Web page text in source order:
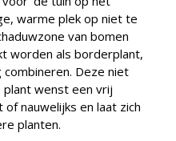
warme plek op niet te
van bomen
worden als borderplant,
Deze niet
wenst een vrij
nauwelijks en laat zich
planten.